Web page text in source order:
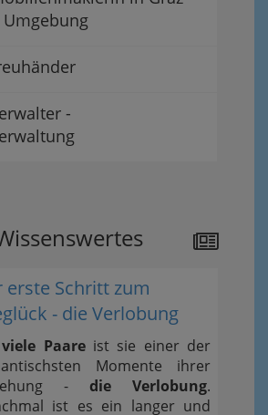
-
erste Schritt zum
- die Verlobung
viele Paareist sie einer der
Momente ihrer
- die Verlobung.
ist es ein langer und